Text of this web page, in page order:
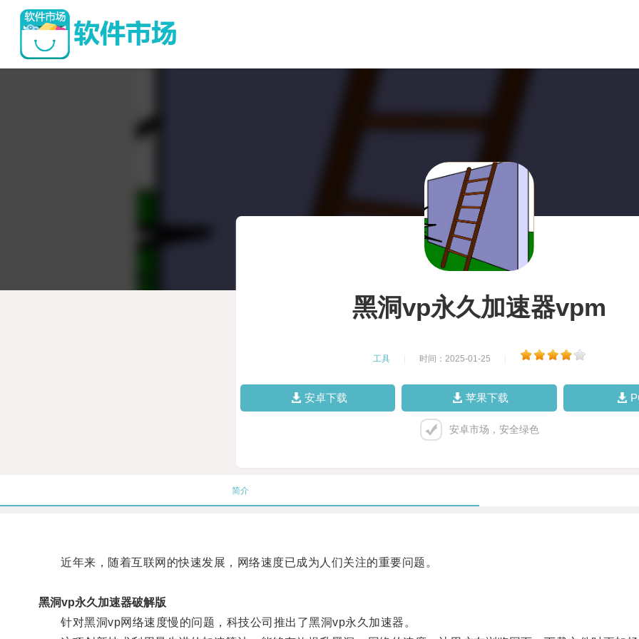
黑洞vp永久加速器vpm
工具 时间：2025-01-25
安卓下载 苹果下载
安卓市场，安全绿色
简介
近年来，随着互联网的快速发展，网络速度已成为人们关注的重要问题。
黑洞vp永久加速器破解版
针对黑洞vp网络速度慢的问题，科技公司推出了黑洞vp永久加速器。